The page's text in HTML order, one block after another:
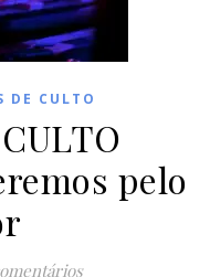
DE CULTO
pelo